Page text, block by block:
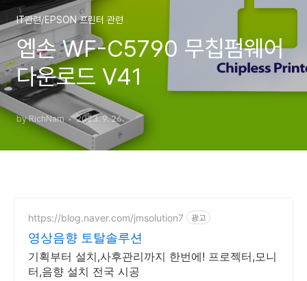
IT관련/EPSON 프린터 관련
엡손 WF-C5790 무칩펌웨어
다운로드 V41
by RichNam 2023. 9. 26.
https://blog.naver.com/jmsolution7 광고
영상음향 토탈솔루션
기획부터 설치,사후관리까지 한번에! 프로젝터,모니
터,음향 설치 전국 시공